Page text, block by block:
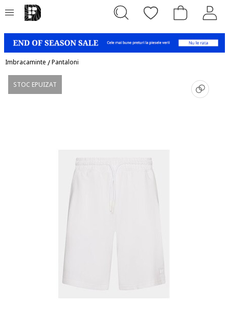
Imbracaminte /Pantaloni
STOC EPUIZAT